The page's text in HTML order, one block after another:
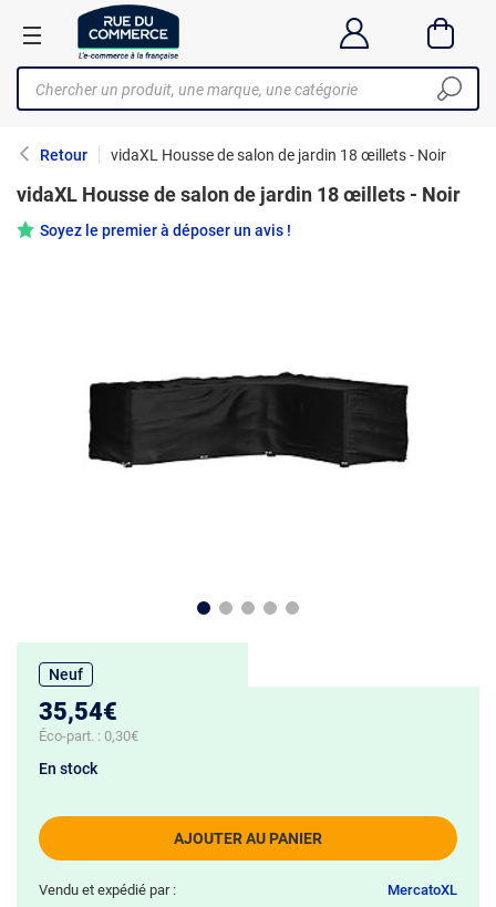
Retour vidaXL Housse de salon de jardin 18 œillets - Noir
vidaXL Housse de salon de jardin 18 œillets - Noir
Soyez le premier à déposer un avis !
Neuf
35,54€
Éco-part. : 0,30€
AJOUTER AU PANIER
En stock
Vendu et expédié par : MercatoXL